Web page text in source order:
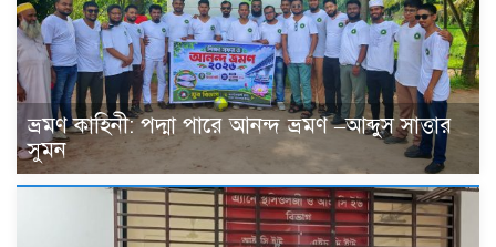
ভ্রমণ কাহিনী: পদ্মা পারে আনন্দ ভ্রমণ –আব্দুস সাত্তার
সুমন